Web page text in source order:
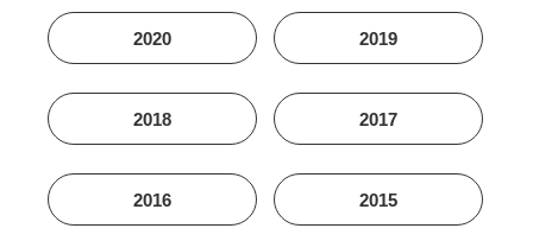
2020 2019
2018 2017
2016 2015